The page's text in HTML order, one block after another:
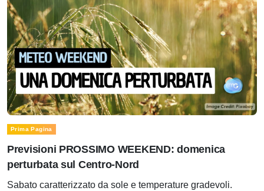
Prima Pagina
Previsioni PROSSIMO WEEKEND: domenica
perturbata sul Centro-Nord
Sabato caratterizzato da sole e temperature gradevoli.